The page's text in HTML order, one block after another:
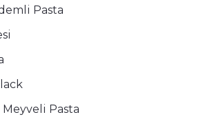
Pasta
Pasta